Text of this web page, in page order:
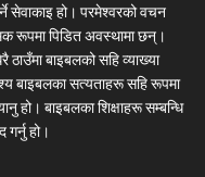
सेवाकाइ हो। परमेश्‍वरको वचन
रूपमा पिडित अवस्थामा छन्।
ठाउँमा बाइबलको सहि व्याख्या
बाइबलका सत्यताहरू सहि रूपमा
हो। बाइबलका शिक्षाहरू सम्बन्धि
हो।